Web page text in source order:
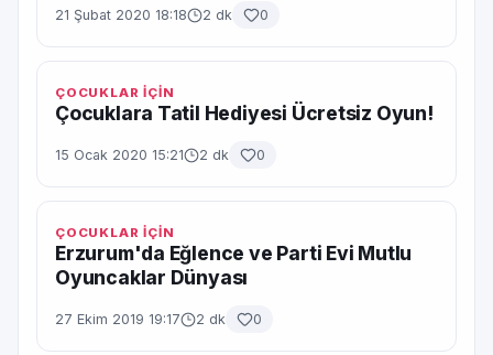
21 Şubat 2020 18:18 2 dk 0
ÇOCUKLAR İÇİN
Çocuklara Tatil Hediyesi Ücretsiz Oyun!
15 Ocak 2020 15:21 2 dk 0
ÇOCUKLAR İÇİN
Erzurum'da Eğlence ve Parti Evi Mutlu
Oyuncaklar Dünyası
27 Ekim 2019 19:17 2 dk 0